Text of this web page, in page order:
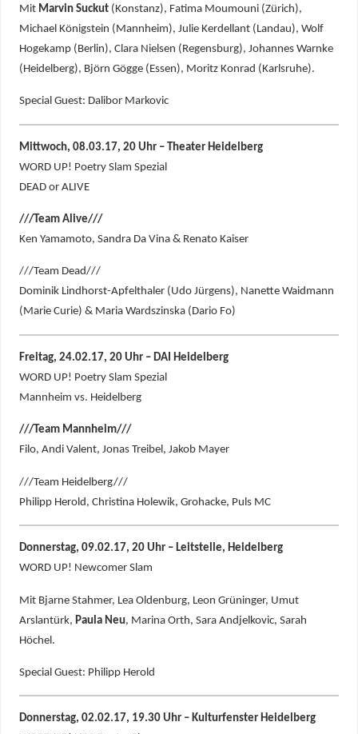
Mit Marvin Suckut(Konstanz), Fatima Moumouni (Zürich),
Michael Königstein (Mannheim), Julie Kerdellant (Landau), Wolf
Hogekamp (Berlin), Clara Nielsen (Regensburg), Johannes Warnke
(Heidelberg), Björn Gögge (Essen), Moritz Konrad (Karlsruhe).
Special Guest: Dalibor Markovic
Mittwoch, 08.03.17, 20 Uhr – Theater Heidelberg
WORD UP! Poetry Slam Spezial
DEAD or ALIVE
///Team Alive///
Ken Yamamoto, Sandra Da Vina & Renato Kaiser
///Team Dead///
Dominik Lindhorst-Apfelthaler (Udo Jürgens), Nanette Waidmann
(Marie Curie) & Maria Wardszinska (Dario Fo)
Freitag, 24.02.17, 20 Uhr – DAI Heidelberg
WORD UP! Poetry Slam Spezial
Mannheim vs. Heidelberg
///Team Mannheim///
Filo, Andi Valent, Jonas Treibel, Jakob Mayer
///Team Heidelberg///
Philipp Herold, Christina Holewik, Grohacke, Puls MC
Donnerstag, 09.02.17, 20 Uhr – Leitstelle, Heidelberg
WORD UP! Newcomer Slam
Mit Bjarne Stahmer, Lea Oldenburg, Leon Grüninger, Umut
Arslantürk, Paula Neu, Marina Orth, Sara Andjelkovic, Sarah
Höchel.
Special Guest: Philipp Herold
Donnerstag, 02.02.17, 19.30 Uhr – Kulturfenster Heidelberg